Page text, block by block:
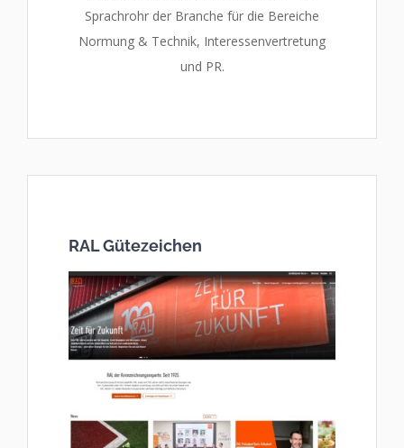
Sprachrohr der Branche für die Bereiche
Normung & Technik, Interessenvertretung
und PR.
RAL Gütezeichen